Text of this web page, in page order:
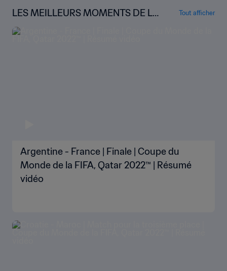
LES MEILLEURS MOMENTS DE LA
COUPE DU MONDE
Tout afficher
Argentine - France | Finale | Coupe du
Monde de la FIFA, Qatar 2022™ | Résumé
vidéo